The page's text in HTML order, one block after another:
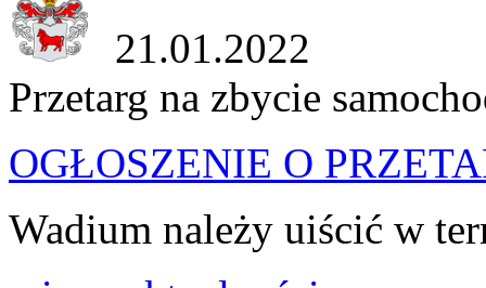
21.01.2022
Przetarg na zbycie
OGŁOSZENIE O
Wadium należy uiścić w